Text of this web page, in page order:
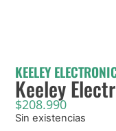
KEELEY
Keeley
$208.990
Sin existencias